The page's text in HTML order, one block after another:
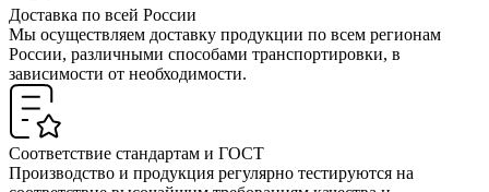
Доставка по всей России
Мы осуществляем доставку продукции по всем регионам
России, различными способами транспортировки, в
зависимости от необходимости.
Соответствие стандартам и ГОСТ
Производство и продукция регулярно тестируются на